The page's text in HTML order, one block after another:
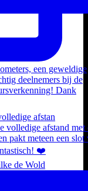
afstan
de Wold